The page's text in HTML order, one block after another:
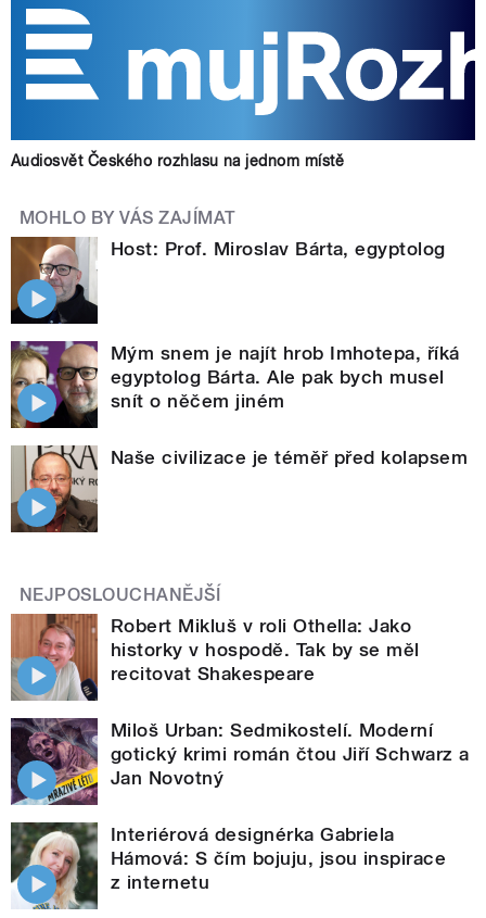
Audiosvět Českého rozhlasu na jednom místě
MOHLO BY VÁS ZAJÍMAT
Host: Prof. Miroslav Bárta, egyptolog
Mým snem je najít hrob Imhotepa, říká
egyptolog Bárta. Ale pak bych musel
snít o něčem jiném
Naše civilizace je téměř před kolapsem
NEJPOSLOUCHANĚJŠÍ
Robert Mikluš v roli Othella: Jako
historky v hospodě. Tak by se měl
recitovat Shakespeare
Miloš Urban: Sedmikostelí. Moderní
gotický krimi román čtou Jiří Schwarz a
Jan Novotný
Interiérová designérka Gabriela
Hámová: S čím bojuju, jsou inspirace
z internetu